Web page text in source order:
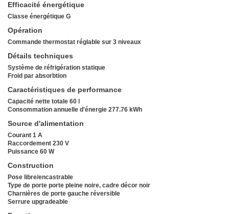
Efficacité énergétique
Classe énergétique G
Opération
Commande thermostat réglable sur 3 niveaux
Détails techniques
Système de réfrigération statique
Froid par absorbtion
Caractéristiques de performance
Capacité nette totale 60 l
Consommation annuelle d'énergie 277.76 kWh
Source d'alimentation
Courant 1 A
Raccordement 230 V
Puissance 60 W
Construction
Pose libre/encastrable
Type de porte porte pleine noire, cadre décor noir
Charnières de porte gauche réversible
Serrure upgradeable